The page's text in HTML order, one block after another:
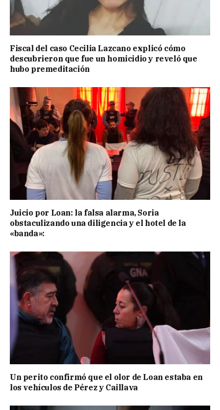
Fiscal del caso Cecilia Lazcano explicó cómo
descubrieron que fue un homicidio y reveló que
hubo premeditación
Juicio por Loan: la falsa alarma, Soria
obstaculizando una diligencia y el hotel de la
«banda»:
Un perito confirmó que el olor de Loan estaba en
los vehículos de Pérez y Caillava